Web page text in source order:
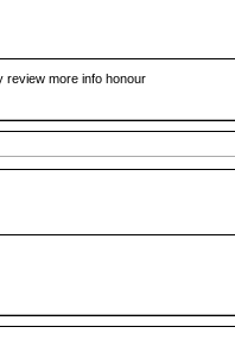
review more info honour